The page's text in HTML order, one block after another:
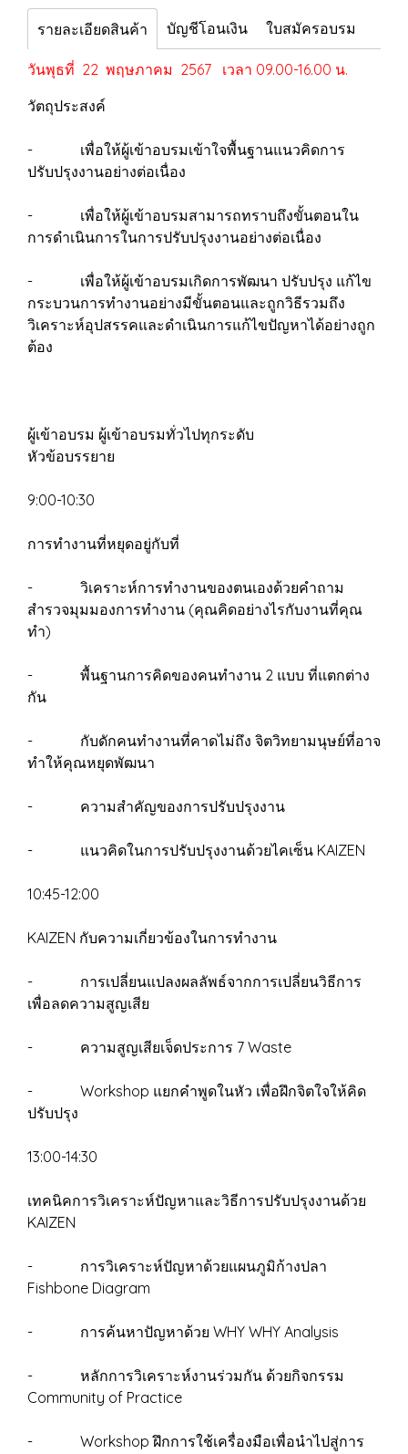
รายละเอียดสินค้า บัญชีโอนเงิน ใบสมัครอบรม
วันพุธที่ 22 พฤษภาคม 2567 เวลา 09.00-16.00 น.
วัตถุประสงค์
- เพื่อให้ผู้เข้าอบรมเข้าใจพื้นฐานแนวคิดการ
ปรับปรุงงานอย่างต่อเนื่อง
- เพื่อให้ผู้เข้าอบรมสามารถทราบถึงขั้นตอนใน
การดำเนินการในการปรับปรุงงานอย่างต่อเนื่อง
- เพื่อให้ผู้เข้าอบรมเกิดการพัฒนา ปรับปรุง แก้ไข
กระบวนการทำงานอย่างมีขั้นตอนและถูกวิธีรวมถึง
วิเคราะห์อุปสรรคและดำเนินการแก้ไขปัญหาได้อย่างถูก
ต้อง
ผู้เข้าอบรม ผู้เข้าอบรมทั่วไปทุกระดับ
หัวข้อบรรยาย
9:00-10:30
การทำงานที่หยุดอยู่กับที่
- วิเคราะห์การทำงานของตนเองด้วยคำถาม
สำรวจมุมมองการทำงาน (คุณคิดอย่างไรกับงานที่คุณ
ทำ)
- พื้นฐานการคิดของคนทำงาน 2 แบบ ที่แตกต่าง
กัน
- กับดักคนทำงานที่คาดไม่ถึง จิตวิทยามนุษย์ที่อาจ
ทำให้คุณหยุดพัฒนา
- ความสำคัญของการปรับปรุงงาน
- แนวคิดในการปรับปรุงงานด้วยไคเซ็น KAIZEN
10:45-12:00
KAIZEN กับความเกี่ยวข้องในการทำงาน
- การเปลี่ยนแปลงผลลัพธ์จากการเปลี่ยนวิธีการ
เพื่อลดความสูญเสีย
- ความสูญเสียเจ็ดประการ 7 Waste
- Workshop แยกคำพูดในหัว เพื่อฝึกจิตใจให้คิด
ปรับปรุง
13:00-14:30
เทคนิคการวิเคราะห์ปัญหาและวิธีการปรับปรุงงานด้วย
KAIZEN
- การวิเคราะห์ปัญหาด้วยแผนภูมิก้างปลา
Fishbone Diagram
- การค้นหาปัญหาด้วย WHY WHY Analysis
- หลักการวิเคราะห์งานร่วมกัน ด้วยกิจกรรม
Community of Practice
- Workshop ฝึกการใช้เครื่องมือเพื่อนำไปสู่การ